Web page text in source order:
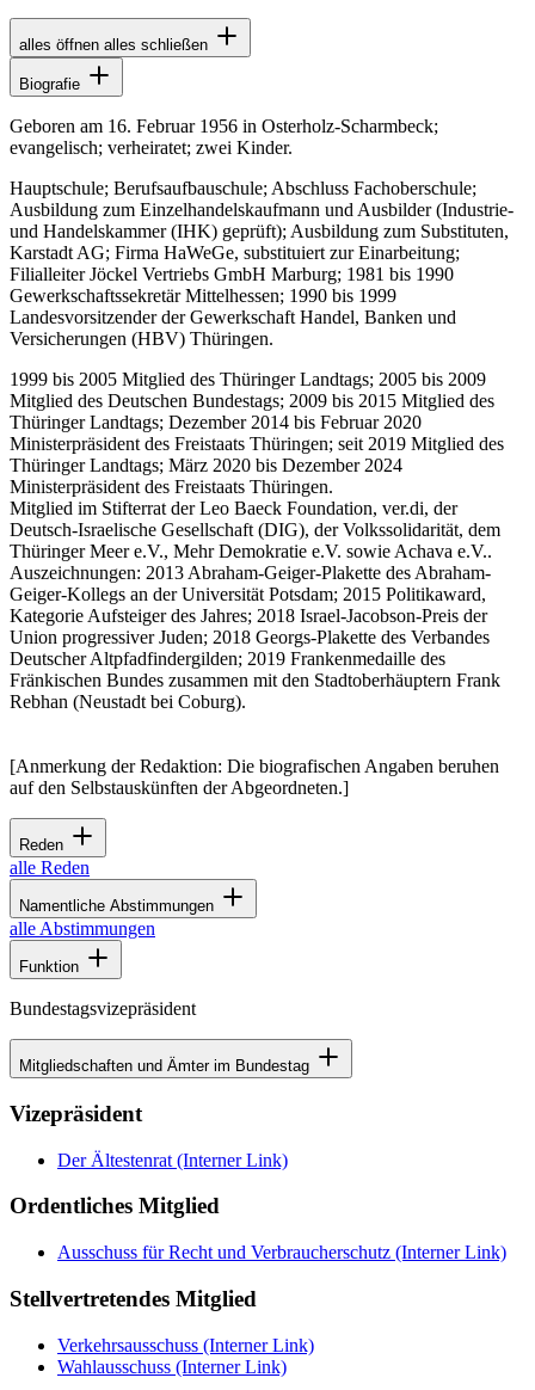
alles öffnen alles schließen
Biografie
Geboren am 16. Februar 1956 in Osterholz-Scharmbeck;
evangelisch; verheiratet; zwei Kinder.
Hauptschule; Berufsaufbauschule; Abschluss Fachoberschule;
Ausbildung zum Einzelhandelskaufmann und Ausbilder (Industrie-
und Handelskammer (IHK) geprüft); Ausbildung zum Substituten,
Karstadt AG; Firma HaWeGe, substituiert zur Einarbeitung;
Filialleiter Jöckel Vertriebs GmbH Marburg; 1981 bis 1990
Gewerkschaftssekretär Mittelhessen; 1990 bis 1999
Landesvorsitzender der Gewerkschaft Handel, Banken und
Versicherungen (HBV) Thüringen.
1999 bis 2005 Mitglied des Thüringer Landtags; 2005 bis 2009
Mitglied des Deutschen Bundestags; 2009 bis 2015 Mitglied des
Thüringer Landtags; Dezember 2014 bis Februar 2020
Ministerpräsident des Freistaats Thüringen; seit 2019 Mitglied des
Thüringer Landtags; März 2020 bis Dezember 2024
Ministerpräsident des Freistaats Thüringen.
Mitglied im Stifterrat der Leo Baeck Foundation, ver.di, der
Deutsch-Israelische Gesellschaft (DIG), der Volkssolidarität, dem
Thüringer Meer e.V., Mehr Demokratie e.V. sowie Achava e.V..
Auszeichnungen: 2013 Abraham-Geiger-Plakette des Abraham-
Geiger-Kollegs an der Universität Potsdam; 2015 Politikaward,
Kategorie Aufsteiger des Jahres; 2018 Israel-Jacobson-Preis der
Union progressiver Juden; 2018 Georgs-Plakette des Verbandes
Deutscher Altpfadfindergilden; 2019 Frankenmedaille des
Fränkischen Bundes zusammen mit den Stadtoberhäuptern Frank
Rebhan (Neustadt bei Coburg).
[Anmerkung der Redaktion: Die biografischen Angaben beruhen
auf den Selbstauskünften der Abgeordneten.]
Reden
alle Reden
Namentliche Abstimmungen
alle Abstimmungen
Funktion
Bundestagsvizepräsident
Mitgliedschaften und Ämter im Bundestag
Vizepräsident
Der Ältestenrat (Interner Link)
Ordentliches Mitglied
Ausschuss für Recht und Verbraucherschutz (Interner Link)
Stellvertretendes Mitglied
Verkehrsausschuss (Interner Link)
Wahlausschuss (Interner Link)